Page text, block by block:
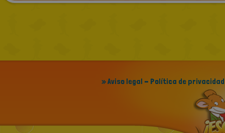
» Aviso legal - Política de privacidad